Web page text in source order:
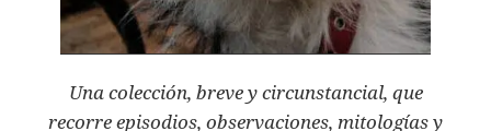
Una colección, breve y circunstancial, que
recorre episodios, observaciones, mitologías y